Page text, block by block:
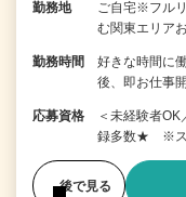
勤務地
ご自宅※フル
む関東エリア
勤務時間
好きな時間に
後、即お仕事
応募資格
＜未経験者
録多数★ ※ス
後で見る